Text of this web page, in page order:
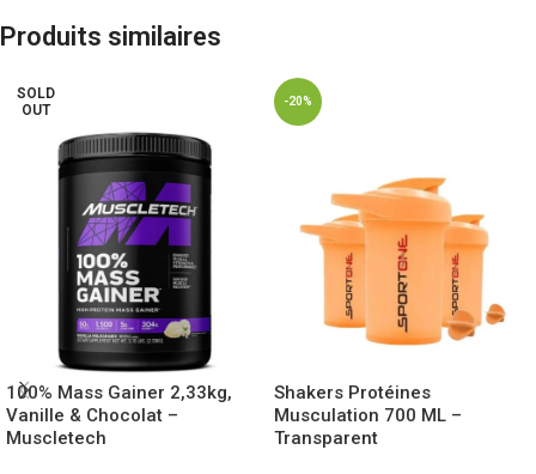
Produits similaires
SOLD
OUT
100% Mass Gainer 2,33kg,
Vanille & Chocolat –
Muscletech
-20%
Shakers Protéines
Musculation 700 ML –
Transparent